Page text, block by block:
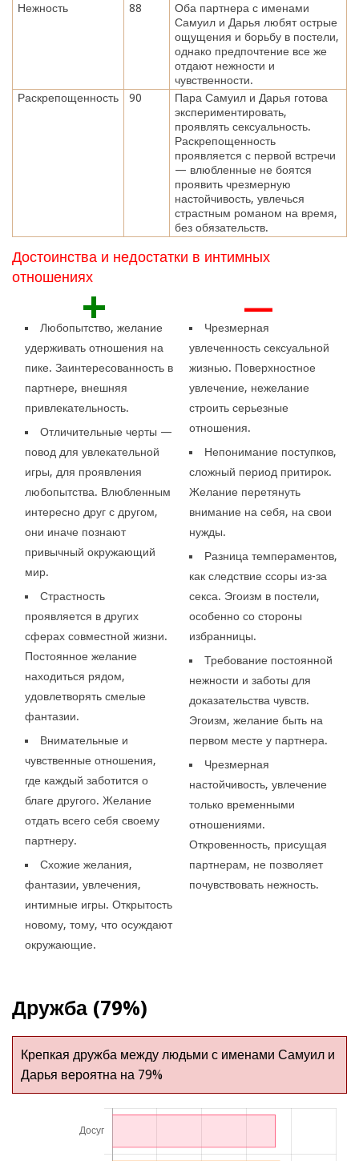
Нежность
88
Оба партнера с именами
Самуил и Дарья любят острые
ощущения и борьбу в постели,
однако предпочтение все же
отдают нежности и
чувственности.
Раскрепощенность
90
Пара Самуил и Дарья готова
экспериментировать,
проявлять сексуальность.
Раскрепощенность
проявляется с первой встречи
— влюбленные не боятся
проявить чрезмерную
настойчивость, увлечься
страстным романом на время,
без обязательств.
Достоинства и недостатки в интимных
отношениях
+
Любопытство, желание
удерживать отношения на
пике. Заинтересованность в
партнере, внешняя
привлекательность.
Отличительные черты —
повод для увлекательной
игры, для проявления
любопытства. Влюбленным
интересно друг с другом,
они иначе познают
привычный окружающий
мир.
Страстность
проявляется в других
сферах совместной жизни.
Постоянное желание
находиться рядом,
удовлетворять смелые
фантазии.
Внимательные и
чувственные отношения,
где каждый заботится о
благе другого. Желание
отдать всего себя своему
партнеру.
Схожие желания,
фантазии, увлечения,
интимные игры. Открытость
новому, тому, что осуждают
окружающие.
—
Чрезмерная
увлеченность сексуальной
жизнью. Поверхностное
увлечение, нежелание
строить серьезные
отношения.
Непонимание поступков,
сложный период притирок.
Желание перетянуть
внимание на себя, на свои
нужды.
Разница темпераментов,
как следствие ссоры из-за
секса. Эгоизм в постели,
особенно со стороны
избранницы.
Требование постоянной
нежности и заботы для
доказательства чувств.
Эгоизм, желание быть на
первом месте у партнера.
Чрезмерная
настойчивость, увлечение
только временными
отношениями.
Откровенность, присущая
партнерам, не позволяет
почувствовать нежность.
Дружба (79%)
Крепкая дружба между людьми с именами Самуил и
Дарья вероятна на 79%